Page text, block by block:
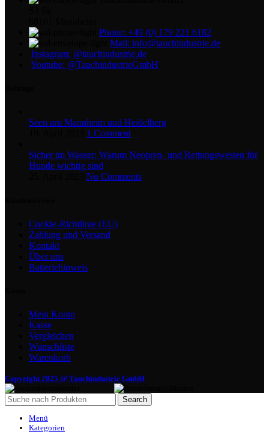
Phone: +49 (0) 179 221 6182
Mail: info@tauchindustrie.de
Instagram: @tauchindustrie.de
Youtube: @TauchindustrieGmbH
Seen um Mannheim und Heidelberg
1 Comment
Sicher im Wasser: Warum Neopren- und Rettungswesten für
Hunde wichtig sind
No Comments
Cookie-Richtlinie (EU)
Zahlung und Versand
Kontakt
Über uns
Batteriehinweis
Mein Konto
Kasse
Vergleichen
Wunschliste
Warenkorb
Copyright 2025 @ Tauchindustrie GmbH
Search
Menü
Kategorien